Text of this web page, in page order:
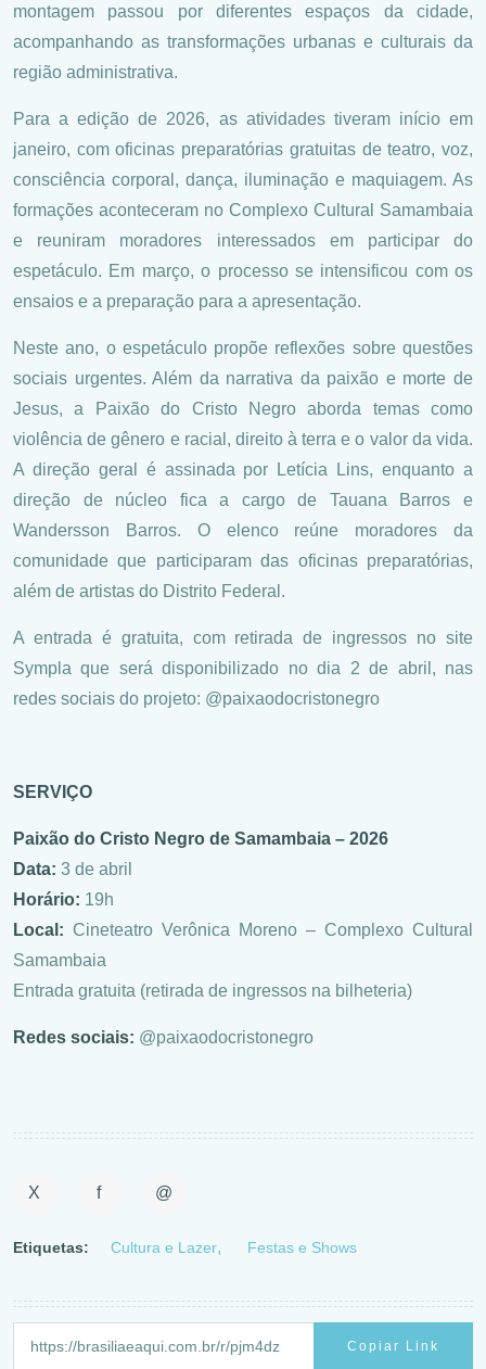
montagem passou por diferentes espaços da cidade,
acompanhando as transformações urbanas e culturais da
região administrativa.
Para a edição de 2026, as atividades tiveram início em
janeiro, com oficinas preparatórias gratuitas de teatro, voz,
consciência corporal, dança, iluminação e maquiagem. As
formações aconteceram no Complexo Cultural Samambaia
e reuniram moradores interessados em participar do
espetáculo. Em março, o processo se intensificou com os
ensaios e a preparação para a apresentação.
Neste ano, o espetáculo propõe reflexões sobre questões
sociais urgentes. Além da narrativa da paixão e morte de
Jesus, a Paixão do Cristo Negro aborda temas como
violência de gênero e racial, direito à terra e o valor da vida.
A direção geral é assinada por Letícia Lins, enquanto a
direção de núcleo fica a cargo de Tauana Barros e
Wandersson Barros. O elenco reúne moradores da
comunidade que participaram das oficinas preparatórias,
além de artistas do Distrito Federal.
A entrada é gratuita, com retirada de ingressos no site
Sympla que será disponibilizado no dia 2 de abril, nas
redes sociais do projeto: @paixaodocristonegro
SERVIÇO
Paixão do Cristo Negro de Samambaia – 2026
Data: 3 de abril
Horário: 19h
Local: Cineteatro Verônica Moreno – Complexo Cultural
Samambaia
Entrada gratuita (retirada de ingressos na bilheteria)
Redes sociais: @paixaodocristonegro
X f @
Etiquetas: Cultura e Lazer Festas e Shows
Copiar Link